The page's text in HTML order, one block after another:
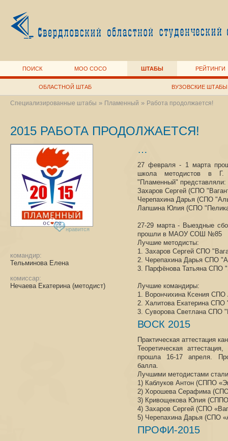
ПОИСК МОО СОСО ШТАБЫ РЕЙТИНГИ
ОБЛАСТНОЙ ШТАБ ВУЗОВСКИЕ ШТАБЫ
Специализированные штабы » Пламенный » Работа продолжается!
2015 РАБОТА ПРОДОЛЖАЕТСЯ!
694 нравится
командир:
Тельминова Елена
комиссар:
Нечаева Екатерина (методист)
…
27 февраля - 1 марта
школа методистов в
"Пламенный" представляли:
Захаров Сергей (СПО
Черепахина Дарья (СПО
Лапшина Юлия (СПО
27-29 марта - Выездные
прошли в МАОУ СОШ №85
Лучшие методисты:
1. Захаров Сергей СПО
2. Черепахина Дарья СПО
3. Парфёнова Татьяна СПО
Лучшие командиры:
1. Ворончихина Ксения СПО
2. Халитова Екатерина СПО
3. Суворова Светлана СПО
ВОСК 2015
Практическая аттестация
Теоретическая
прошла 16-17 апреля.
балла.
Лучшими методистами
1) Каблуков Антон (СППО
2) Хорошева Серафима
3) Кривощекова Юлия
4) Захаров Сергей (СПО
5) Черепахина Дарья (СПО
ПРОФИ-2015